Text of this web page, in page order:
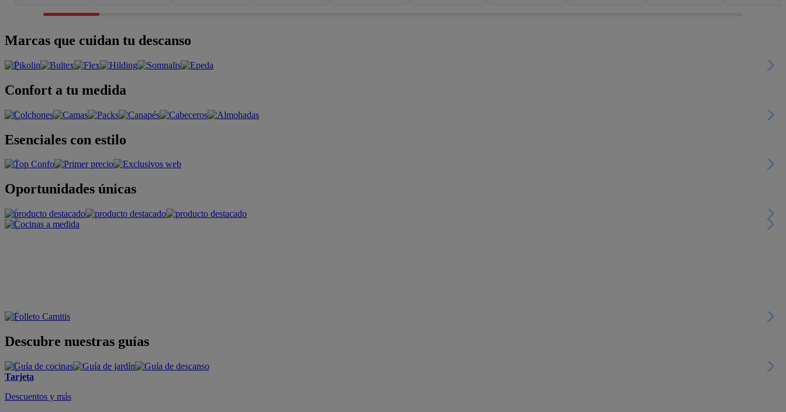
Marcas que cuidan tu descanso
Confort a tu medida
Esenciales con estilo
Oportunidades únicas
Descubre nuestras guías
Tarjeta
Descuentos y más